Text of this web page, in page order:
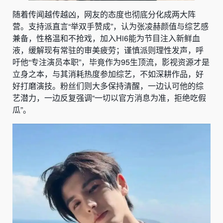
随着传闻越传越凶，网友的态度也彻底分化成两大阵
营。支持派直言“举双手赞成”，认为张凌赫颜值与综艺感
兼备，性格温和不抢戏，加入Hi6能为节目注入新鲜血
液，缓解现有常驻的审美疲劳；谨慎派则理性发声，呼
吁他“专注演员本职”，毕竟作为95生顶流，影视资源才是
立身之本，与其消耗热度参加综艺，不如深耕作品，好
好打磨演技。粉丝们则大多保持清醒，一边认可他的综
艺潜力，一边反复强调“一切以官方消息为准，拒绝吃假
瓜”。